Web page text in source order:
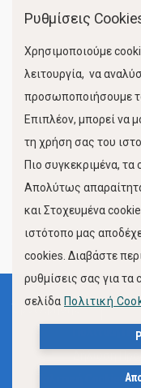
FOLLOW US
Όροι Χρήσης
Πολιτική
Πολιτική Cookies
Ρυθμίσεις
Χρησιμοποιούμε
λειτουργία, να
προσωποποιήσουμε
Επιπλέον, μπορεί να
τη χρήση σας του
Πιο συγκεκριμένα, τα
Απολύτως
και Στοχευμένα
ιστότοπο μας
cookies. Διαβάστε
ρυθμίσεις σας για τα
σελίδα Πολιτική